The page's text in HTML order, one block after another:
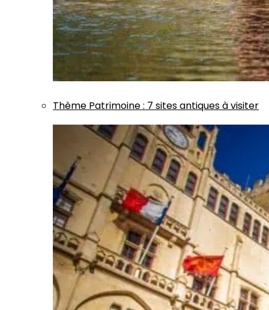
Thème Patrimoine: 7 sites antiques à visiter